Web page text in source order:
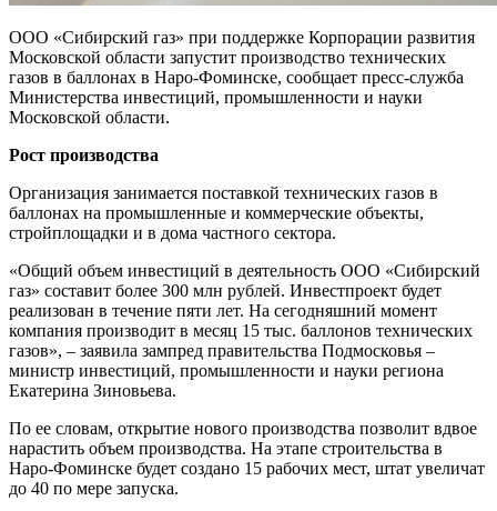
ООО «Сибирский газ» при поддержке Корпорации развития
Московской области запустит производство технических
газов в баллонах в Наро-Фоминске, сообщает пресс-служба
Министерства инвестиций, промышленности и науки
Московской области.
Рост производства
Организация занимается поставкой технических газов в
баллонах на промышленные и коммерческие объекты,
стройплощадки и в дома частного сектора.
«Общий объем инвестиций в деятельность ООО «Сибирский
газ» составит более 300 млн рублей. Инвестпроект будет
реализован в течение пяти лет. На сегодняшний момент
компания производит в месяц 15 тыс. баллонов технических
газов», – заявила зампред правительства Подмосковья –
министр инвестиций, промышленности и науки региона
Екатерина Зиновьева.
По ее словам, открытие нового производства позволит вдвое
нарастить объем производства. На этапе строительства в
Наро-Фоминске будет создано 15 рабочих мест, штат увеличат
до 40 по мере запуска.